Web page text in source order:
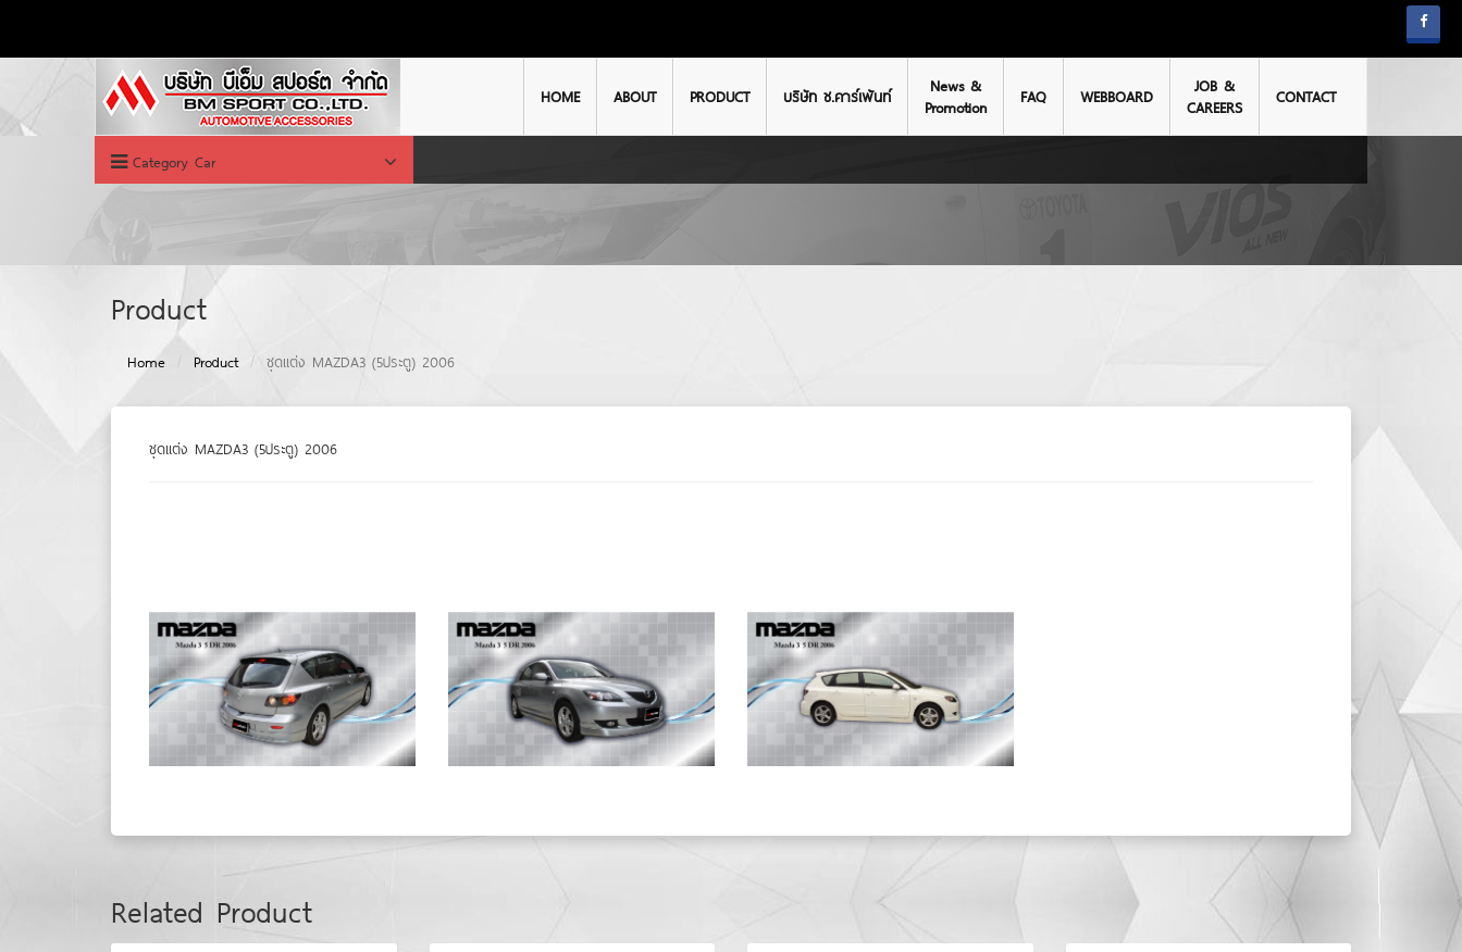
HOME ABOUT PRODUCT บริษัท ช.คาร์เพ้นท์
News &
Promotion
FAQ WEBBOARD
JOB &
CAREERS
CONTACT
Category Car
Product
Home Product ชุดแต่ง MAZDA3 (5ประตู) 2006
ชุดแต่ง MAZDA3 (5ประตู) 2006
Related Product